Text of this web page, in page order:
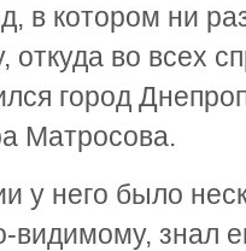
в котором ни
откуда во всех
город
Матросова.
у него было
видимому, знал